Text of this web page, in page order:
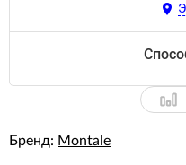
Бренд: Montale